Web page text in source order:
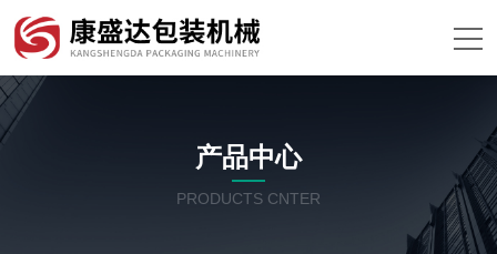
产品中心
PRODUCTS CNTER